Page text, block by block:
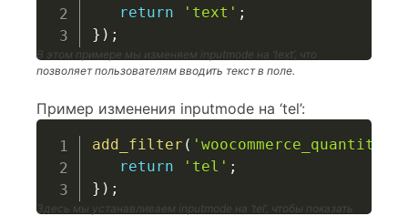
return
'text' ;
} ) ;
В этом примере мы изменяем inputmode на ‘text’, что
позволяет пользователям вводить текст в поле.
Пример изменения inputmode на ‘tel’:
add_filter (
return
'tel' ;
} ) ;
Здесь мы устанавливаем inputmode на ‘tel’, чтобы показать